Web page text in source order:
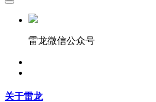
雷龙微信公众号
关于雷龙